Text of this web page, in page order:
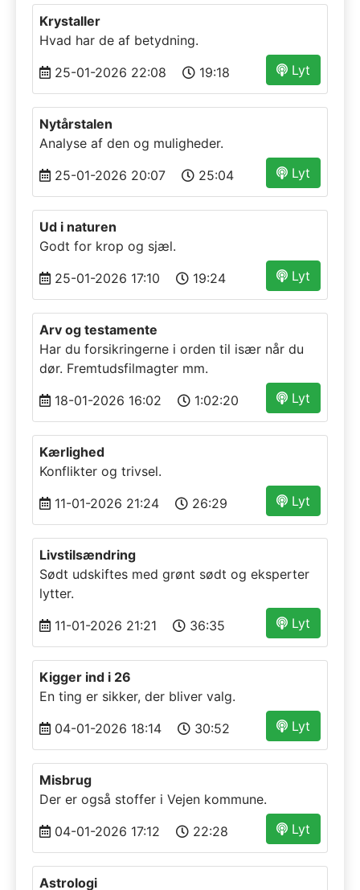
Krystaller
Hvad har de af betydning.
Lyt
25-01-2026 22:08 19:18
Nytårstalen
Analyse af den og muligheder.
Lyt
25-01-2026 20:07 25:04
Ud i naturen
Godt for krop og sjæl.
Lyt
25-01-2026 17:10 19:24
Arv og testamente
Har du forsikringerne i orden til især når du
dør. Fremtudsfilmagter mm.
Lyt
18-01-2026 16:02 1:02:20
Kærlighed
Konflikter og trivsel.
Lyt
11-01-2026 21:24 26:29
Livstilsændring
Sødt udskiftes med grønt sødt og eksperter
lytter.
Lyt
11-01-2026 21:21 36:35
Kigger ind i 26
En ting er sikker, der bliver valg.
Lyt
04-01-2026 18:14 30:52
Misbrug
Der er også stoffer i Vejen kommune.
Lyt
04-01-2026 17:12 22:28
Astrologi